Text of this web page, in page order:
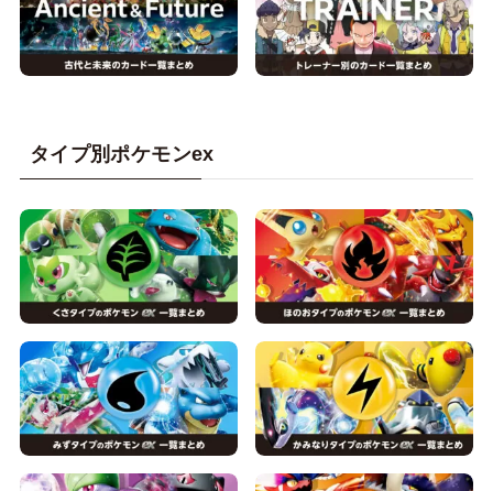
タイプ別ポケモンex